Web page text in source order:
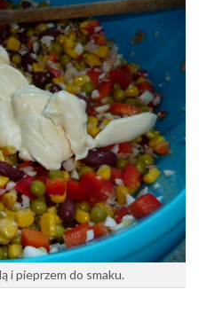
i pieprzem do smaku.